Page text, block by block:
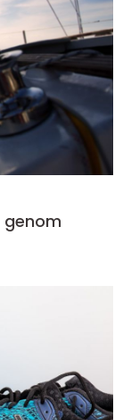
genom